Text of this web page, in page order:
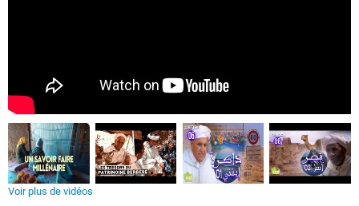
Voir plus de vidéos